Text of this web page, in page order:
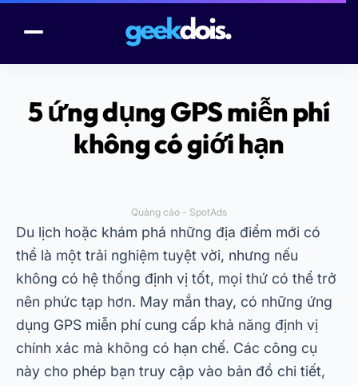
5 ứng dụng GPS miễn phí
không có giới hạn
Quảng cáo - SpotAds
Du lịch hoặc khám phá những địa điểm mới có
thể là một trải nghiệm tuyệt vời, nhưng nếu
không có hệ thống định vị tốt, mọi thứ có thể trở
nên phức tạp hơn. May mắn thay, có những ứng
dụng GPS miễn phí cung cấp khả năng định vị
chính xác mà không có hạn chế. Các công cụ
này cho phép bạn truy cập vào bản đồ chi tiết,